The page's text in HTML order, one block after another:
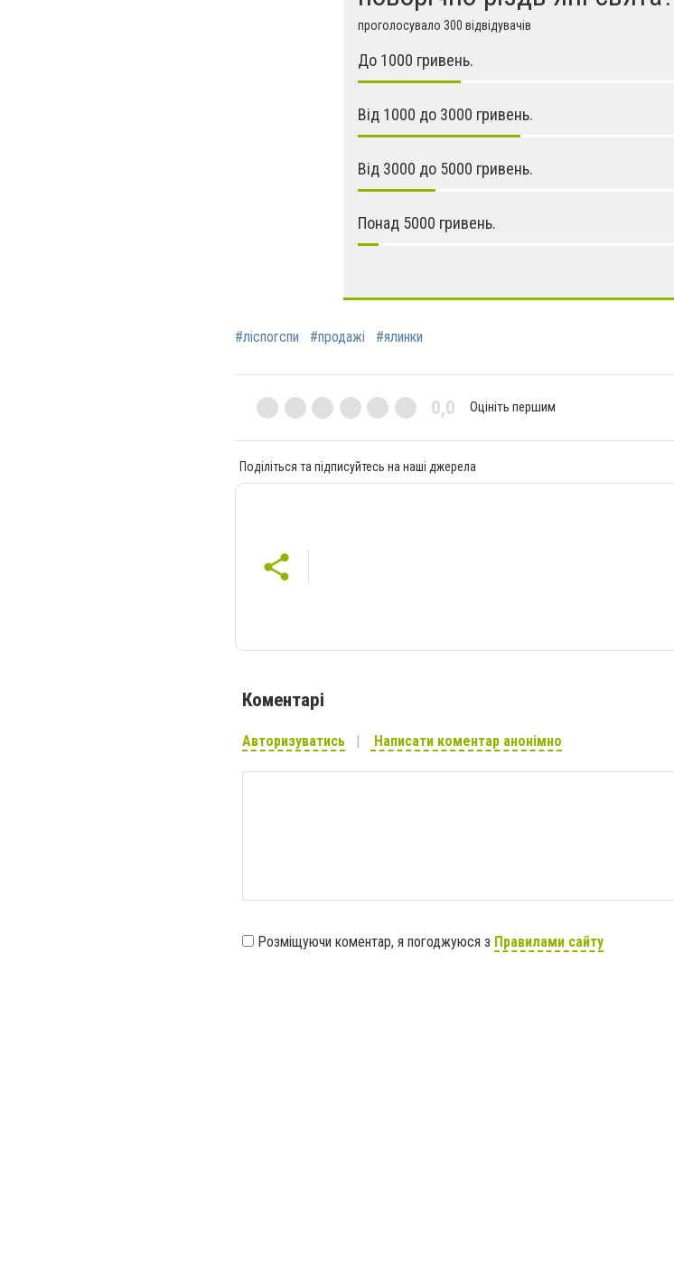
проголосувало 300 відвідувачів
До 1000 гривень.
Від 1000 до 3000 гривень.
Від 3000 до 5000 гривень.
Понад 5000 гривень.
#ліспогспи #продажі #ялинки
0,0 Оцініть першим
Поділіться та підписуйтесь на наші джерела
Коментарі
Авторизуватись Написати коментар анонімно
Розміщуючи коментар, я погоджуюся з Правилами сайту